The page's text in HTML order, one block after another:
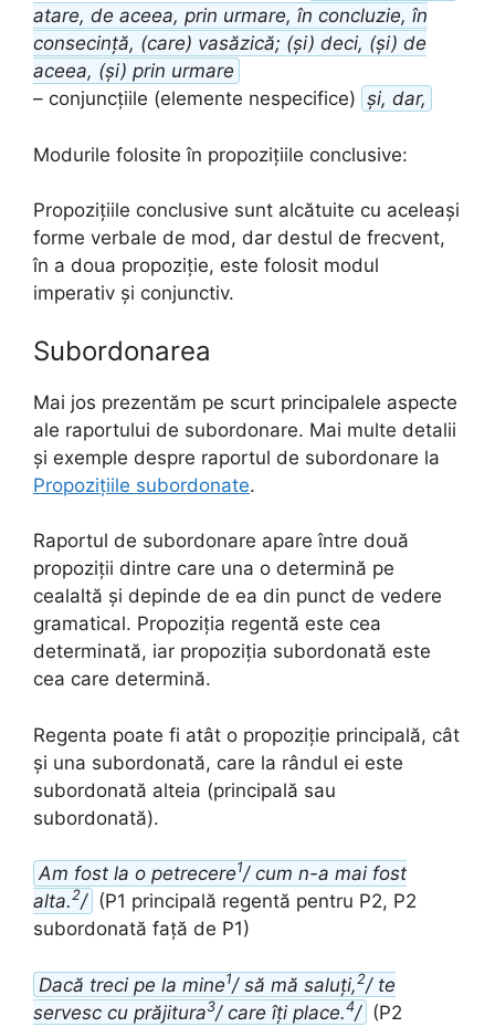
atare, de aceea, prin urmare, în concluzie, în
consecință, (care) vasăzică; (și) deci, (și) de
aceea, (și) prin urmare
– conjuncțiile (elemente nespecifice) și, dar,
Modurile folosite în propozițiile conclusive:
Propozițiile conclusive sunt alcătuite cu aceleași
forme verbale de mod, dar destul de frecvent,
în a doua propoziție, este folosit modul
imperativ și conjunctiv.
Subordonarea
Mai jos prezentăm pe scurt principalele aspecte
ale raportului de subordonare. Mai multe detalii
și exemple despre raportul de subordonare la
Propozițiile subordonate.
Raportul de subordonare apare între două
propoziții dintre care una o determină pe
cealaltă și depinde de ea din punct de vedere
gramatical. Propoziția regentă este cea
determinată, iar propoziția subordonată este
cea care determină.
Regenta poate fi atât o propoziție principală, cât
și una subordonată, care la rândul ei este
subordonată alteia (principală sau
subordonată).
Am fost la o petrecere1/ cum n-a mai fost
alta.2/ (P1 principală regentă pentru P2, P2
subordonată față de P1)
Dacă treci pe la mine1/ să mă saluți,2/ te
servesc cu prăjitura3/ care îți place.4/ (P2